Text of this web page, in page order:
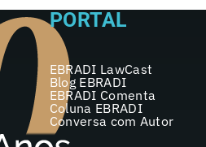
PORTAL
EBRADI LawCast
Blog EBRADI
EBRADI Comenta
Coluna EBRADI
Conversa com Autor